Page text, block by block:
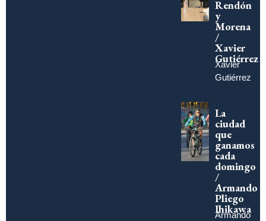
Rendón
y
Morena
/
Xavier
Gutiérrez
Xavier
Gutiérrez
La
ciudad
que
ganamos
cada
domingo
/
Armando
Pliego
Ihikawa
Armando